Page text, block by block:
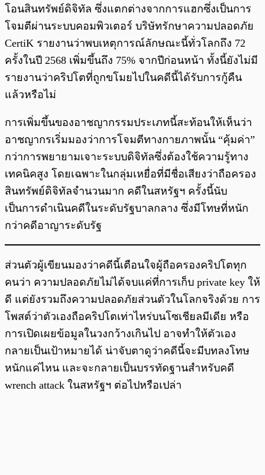
โอนสินทรัพย์ดิจิทัล ซึ่งแตกต่างจากการแฮกซึ่งเป็นการ
โจมตีผ่านระบบคอมพิวเตอร์ บริษัทรักษาความปลอดภัย
CertiK รายงานว่าพบเหตุการณ์ลักษณะนี้ทั่วโลกถึง 72
ครั้งในปี 2568 เพิ่มขึ้นถึง 75% จากปีก่อนหน้า ทั้งนี้ยังไม่มี
รายงานว่าคริปโตที่ถูกขโมยไปในคดีนี้ได้รับการกู้คืน
แล้วหรือไม่
การเพิ่มขึ้นของอาชญากรรมประเภทนี้สะท้อนให้เห็นว่า
อาชญากรเริ่มมองว่าการโจมตีทางกายภาพนั้น “คุ้มค่า”
กว่าการพยายามเจาะระบบดิจิทัลซึ่งต้องใช้ความรู้ทาง
เทคนิคสูง โดยเฉพาะในกลุ่มเหยื่อที่มีชื่อเสียงว่าถือครอง
สินทรัพย์ดิจิทัลจำนวนมาก คดีในสหรัฐฯ ครั้งนี้นับ
เป็นการดำเนินคดีในระดับรัฐบาลกลาง ซึ่งมีโทษที่หนัก
กว่าคดีอาญาระดับรัฐ
ส่วนตัวผู้เขียนมองว่าคดีนี้เตือนใจผู้ถือครองคริปโตทุก
คนว่า ความปลอดภัยไม่ได้จบแค่ที่การเก็บ private key ให้
ดี แต่ยังรวมถึงความปลอดภัยส่วนตัวในโลกจริงด้วย การ
โพสต์ว่าตัวเองถือคริปโตเท่าไหร่บนโซเชียลมีเดีย หรือ
การเปิดเผยข้อมูลในวงกว้างเกินไป อาจทำให้ตัวเอง
กลายเป็นเป้าหมายได้ น่าจับตาดูว่าคดีนี้จะมีบทลงโทษ
หนักแค่ไหน และจะกลายเป็นบรรทัดฐานสำหรับคดี
wrench attack ในสหรัฐฯ ต่อไปหรือเปล่า